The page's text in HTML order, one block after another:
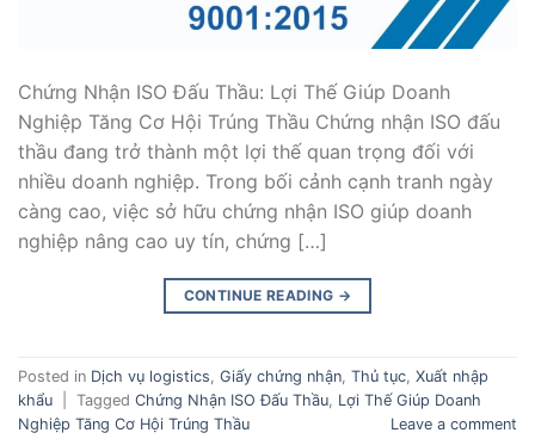
Chứng Nhận ISO Đấu Thầu: Lợi Thế Giúp Doanh
Nghiệp Tăng Cơ Hội Trúng Thầu Chứng nhận ISO đấu
thầu đang trở thành một lợi thế quan trọng đối với
nhiều doanh nghiệp. Trong bối cảnh cạnh tranh ngày
càng cao, việc sở hữu chứng nhận ISO giúp doanh
nghiệp nâng cao uy tín, chứng […]
CONTINUE READING →
Posted in Dịch vụ logistics, Giấy chứng nhận, Thủ tục, Xuất nhập
khẩu
Tagged Chứng Nhận ISO Đấu Thầu, Lợi Thế Giúp Doanh
Nghiệp Tăng Cơ Hội Trúng Thầu
Leave a comment